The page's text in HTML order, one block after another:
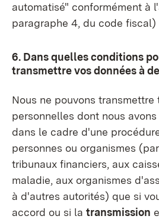
automatisé" conformément à
paragraphe 4, du code fiscal)
6. Dans quelles conditions
transmettre vos données à
Nous ne pouvons transmettre
personnelles dont nous
dans le cadre d'une
personnes ou organismes
tribunaux financiers, aux
maladie, aux organismes
à d'autres autorités) que si
accord ou si la transmission